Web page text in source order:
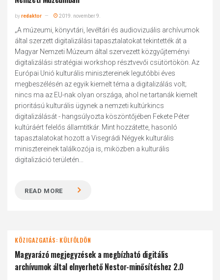
byredaktor 2019. november 9.
„A múzeumi, könyvtári, levéltári és audiovizuális archívumok
által szerzett digitalizálási tapasztalatokat tekintették át a
Magyar Nemzeti Múzeum által szervezett közgyűjteményi
digitalizálási stratégiai workshop résztvevői csütörtökön. Az
Európai Unió kulturális minisztereinek legutóbbi éves
megbeszélésén az egyik kiemelt téma a digitalizálás volt;
nincs ma az EU-nak olyan országa, ahol ne tartanák kiemelt
prioritású kulturális ügynek a nemzeti kultúrkincs
digitalizálását - hangsúlyozta köszöntőjében Fekete Péter
kultúráért felelős államtitkár. Mint hozzátette, hasonló
tapasztalatokat hozott a Visegrádi Négyek kulturális
minisztereinek találkozója is, miközben a kulturális
digitalizáció területén...
READ MORE
KÖZIGAZGATÁS: KÜLFÖLDÖN
Magyarázó megjegyzések a megbízható digitális
archívumok által elnyerhető Nestor-minősítéshez 2.0